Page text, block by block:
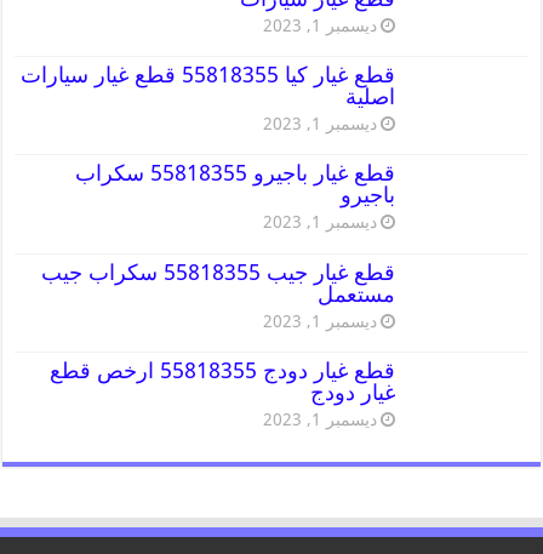
ديسمبر 1, 2023
قطع غيار كيا 55818355 قطع غيار سيارات
اصلية
ديسمبر 1, 2023
قطع غيار باجيرو 55818355 سكراب
باجيرو
ديسمبر 1, 2023
قطع غيار جيب 55818355 سكراب جيب
مستعمل
ديسمبر 1, 2023
قطع غيار دودج 55818355 ارخص قطع
غيار دودج
ديسمبر 1, 2023